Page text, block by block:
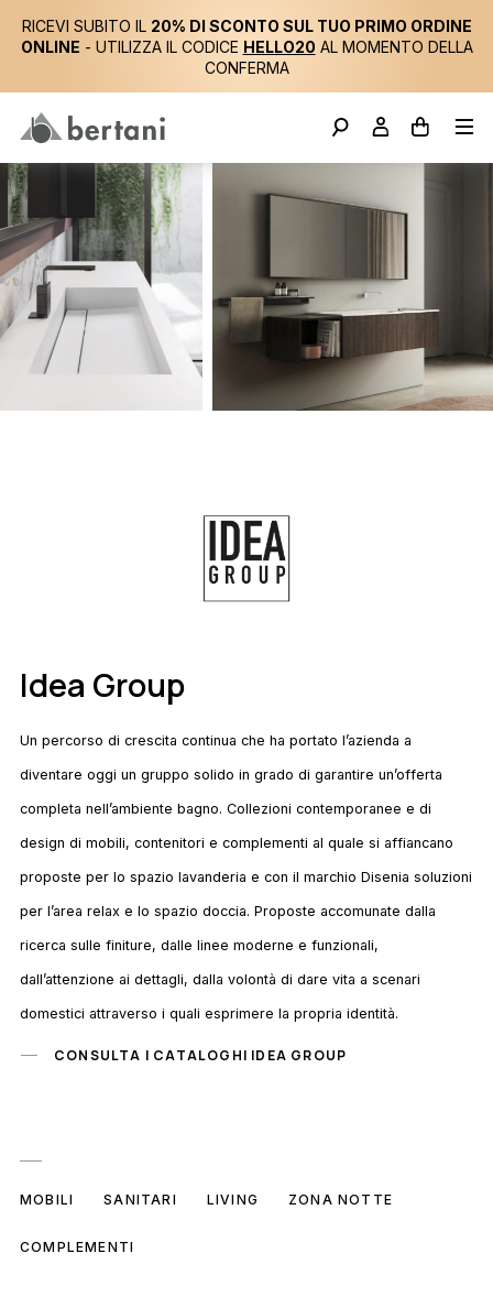
RICEVI SUBITO IL 20% DI SCONTO SUL TUO PRIMO ORDINE
ONLINE - UTILIZZA IL CODICE HELLO20 AL MOMENTO DELLA
CONFERMA
Idea Group
Un percorso di crescita continua che ha portato l’azienda a
diventare oggi un gruppo solido in grado di garantire un’offerta
completa nell’ambiente bagno. Collezioni contemporanee e di
design di mobili, contenitori e complementi al quale si affiancano
proposte per lo spazio lavanderia e con il marchio Disenia soluzioni
per l’area relax e lo spazio doccia. Proposte accomunate dalla
ricerca sulle finiture, dalle linee moderne e funzionali,
dall’attenzione ai dettagli, dalla volontà di dare vita a scenari
domestici attraverso i quali esprimere la propria identità.
CONSULTA I CATALOGHI IDEA GROUP
MOBILI SANITARI LIVING ZONA NOTTE
COMPLEMENTI